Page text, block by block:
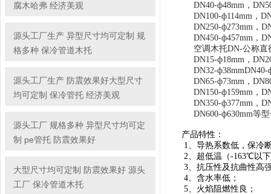
腐木哈弗 经济美观
源头工厂生产 异型尺寸均可定制 规
格多种 保冷管道木托
源头工厂生产 防震效果好大型尺寸
均可定制 保冷管托 经济美观
源头工厂 规格多种 异型尺寸均可定
制 pe管托 防震效果好
大型尺寸均可定制 防震效果好 源头
工厂 保冷管道木托
DN40-ф48mm，
DN100-ф114mm，
DN250-ф273mm，
DN450-ф457mm，
空调木托DN-公称直
DN15-ф18mm，
DN32-ф38mmDN40-
DN65-ф73mm，
DN150-ф159mm，
DN350-ф377mm，
DN600-ф630mm等型
产品特性：
1、导热系数低，保冷
2、超低温（-163℃以
3、抗压性及抗曲性
4、含水率低；
5、火焰阻燃性良；